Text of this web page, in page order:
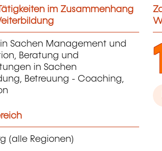
im Zusammenhang
Sachen Management und
Beratung und
in Sachen
Betreuung - Coaching,
(alle Regionen)